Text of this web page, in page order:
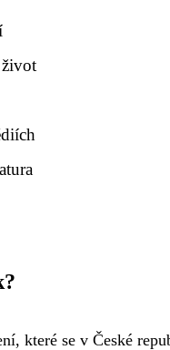
které se v České